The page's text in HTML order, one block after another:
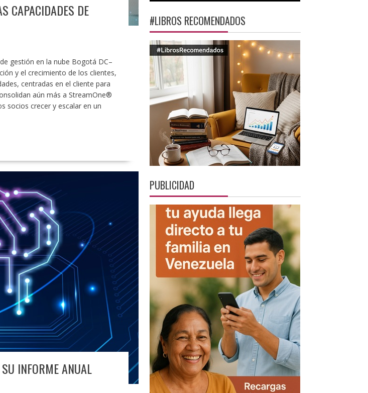
CAPACIDADES DE
gestión en la nube Bogotá DC–
y el crecimiento de los clientes,
centradas en el cliente para
aún más a StreamOne®
socios crecer y escalar en un
INFORME ANUAL
#LIBROS RECOMENDADOS
PUBLICIDAD